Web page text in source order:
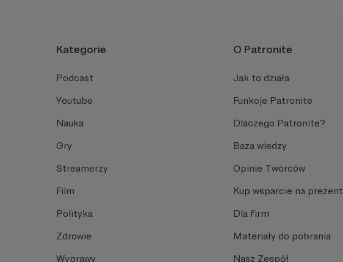
Kategorie
Podcast
Youtube
Nauka
Gry
Streamerzy
Film
Polityka
Zdrowie
Wyprawy
O Patronite
Jak to działa
Funkcje Patronite
Dlaczego Patronite?
Baza wiedzy
Opinie Twórców
Kup wsparcie na prezent
Dla firm
Materiały do pobrania
Nasz Zespół